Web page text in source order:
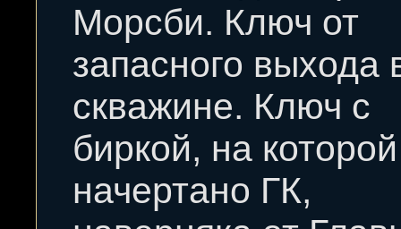
Морсби. Ключ от
запасного выхода
скважине. Ключ с
биркой, на которой
начертано ГК,